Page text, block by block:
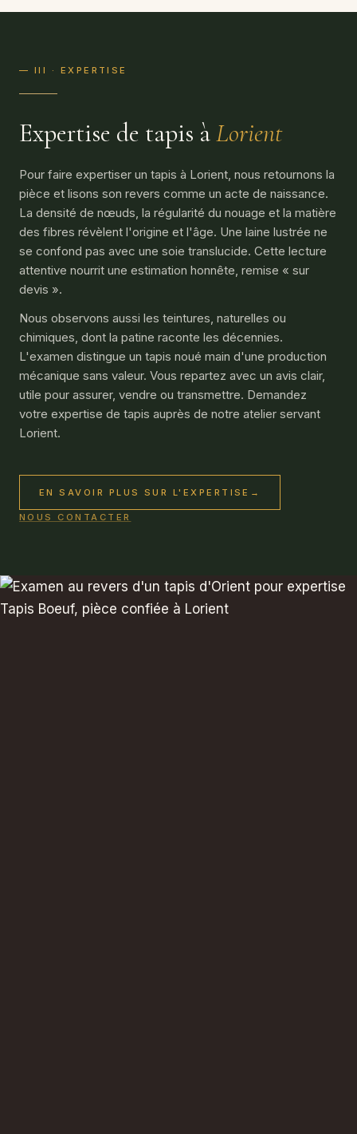
— III · EXPERTISE
Expertise de tapis àLorient
Pour faire expertiser un tapis à Lorient, nous retournons la
pièce et lisons son revers comme un acte de naissance.
La densité de nœuds, la régularité du nouage et la matière
des fibres révèlent l'origine et l'âge. Une laine lustrée ne
se confond pas avec une soie translucide. Cette lecture
attentive nourrit une estimation honnête, remise « sur
devis ».
Nous observons aussi les teintures, naturelles ou
chimiques, dont la patine raconte les décennies.
L'examen distingue un tapis noué main d'une production
mécanique sans valeur. Vous repartez avec un avis clair,
utile pour assurer, vendre ou transmettre. Demandez
votre expertise de tapis auprès de notre atelier servant
Lorient.
EN SAVOIR PLUS SUR L'EXPERTISE →
NOUS CONTACTER